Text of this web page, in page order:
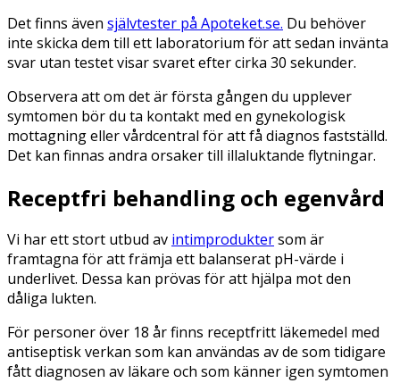
Det finns även självtester på Apoteket.se. Du behöver
inte skicka dem till ett laboratorium för att sedan invänta
svar utan testet visar svaret efter cirka 30 sekunder.
Observera att om det är första gången du upplever
symtomen bör du ta kontakt med en gynekologisk
mottagning eller vårdcentral för att få diagnos fastställd.
Det kan finnas andra orsaker till illaluktande flytningar.
Receptfri behandling och egenvård
Vi har ett stort utbud av intimproduktersom är
framtagna för att främja ett balanserat pH-värde i
underlivet. Dessa kan prövas för att hjälpa mot den
dåliga lukten.
För personer över 18 år finns receptfritt läkemedel med
antiseptisk verkan som kan användas av de som tidigare
fått diagnosen av läkare och som känner igen symtomen